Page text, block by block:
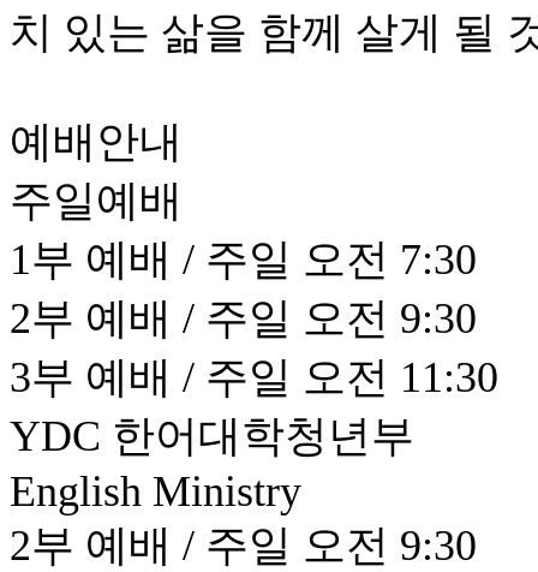
치 있는 삶을 함께 살게 될
예배안내
주일예배
1부 예배 / 주일 오전 7:30
2부 예배 / 주일 오전 9:30
3부 예배 / 주일 오전 11:30
YDC 한어대학청년부
English Ministry
2부 예배 / 주일 오전 9:30